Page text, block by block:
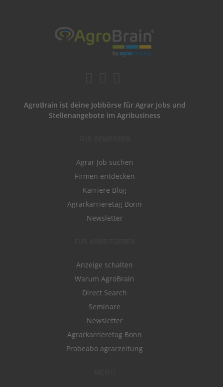
AgroBrain ist deine Jobbörse für Agrar Jobs und
Stellenangebote im Agribusiness
Agrar Job suchen
Firmen entdecken
Karriere Blog
Agrarkarrieretag Bonn
Newsletter
Anzeige schalten
Warum AgroBrain
Direct Search
Seminare
Newsletter
Agrarkarrieretag Bonn
Probeabo agrarzeitung